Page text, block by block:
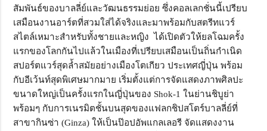
สัมพันธ์ของบาลลี่ย์และวัฒนธรรมย่อย ซึ่งคอลเลกชั่นนี้เปรียบ
เสมือนงานอาร์ตที่สวมใส่ได้จริงและมาพร้อมกับสตรีทแวร์
สไตล์เหมาะสำหรับทั้งชายและหญิง ได้เปิดตัวให้ยลโฉมครั้ง
แรกของโลกกันไปแล้วในเมืองที่เปรียบเสมือนเป็นถิ่นกำเนิด
สปอร์ตแวร์สุดล้ำสมัยอย่างเมืองโตเกียว ประเทศญี่ปุ่น พร้อม
กับอีเว้นท์สุดพิเศษมากมาย เริ่มตั้งแต่การจัดแสดงภาพศิลปะ
ขนาดใหญ่เป็นครั้งแรกในญี่ปุ่นของ Shok-1 ในย่านชิบูย่า
พร้อมๆ กับการเนรมิตชั้นบนสุดของแฟลกชิปสโตร์บาลลี่ย์ที่
สาขากินซ่า (Ginza) ให้เป็นป๊อปอัพแกลเลอรี จัดแสดงงาน